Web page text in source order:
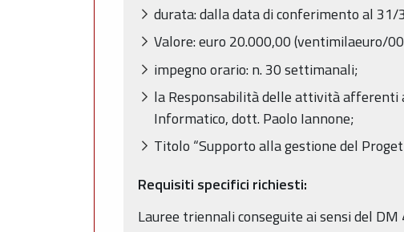
durata: dalla data di conferimento al
Valore: euro 20.000,00 (ventimilaeuro/
impegno orario: n. 30 settimanali;
la Responsabilità delle attività afferenti
Informatico, dott. Paolo Iannone;
Titolo “Supporto alla gestione del
Requisiti specifici richiesti:
Lauree triennali conseguite ai sensi del